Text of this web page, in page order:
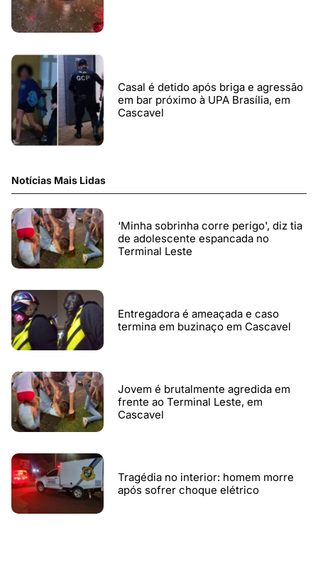
Casal é detido após briga e agressão
em bar próximo à UPA Brasília, em
Cascavel
Notícias Mais Lidas
‘Minha sobrinha corre perigo', diz tia
de adolescente espancada no
Terminal Leste
Entregadora é ameaçada e caso
termina em buzinaço em Cascavel
Jovem é brutalmente agredida em
frente ao Terminal Leste, em
Cascavel
Tragédia no interior: homem morre
após sofrer choque elétrico